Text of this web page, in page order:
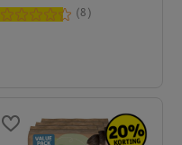
8